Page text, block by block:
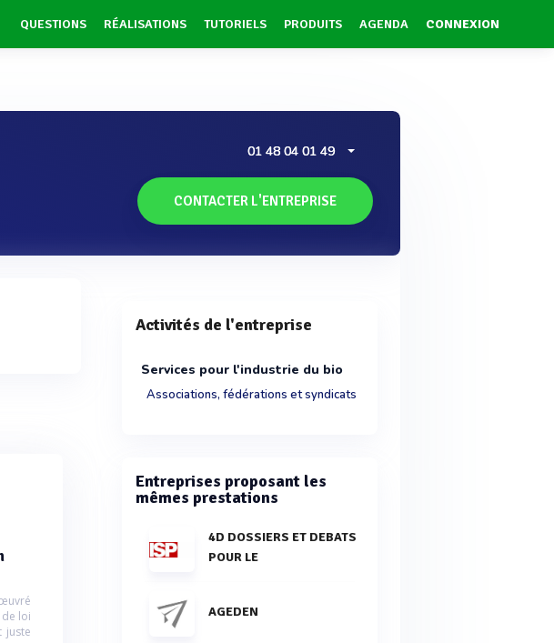
QUESTIONS RÉALISATIONS TUTORIELS PRODUITS AGENDA CONNEXION
01 48 04 01 49
CONTACTER L'ENTREPRISE
loi
juste
Activités de l'entreprise
Services pour l'industrie du bio
Associations, fédérations et syndicats
Entreprises proposant les
mêmes prestations
4D DOSSIERS ET DEBATS
POUR LE
AGEDEN